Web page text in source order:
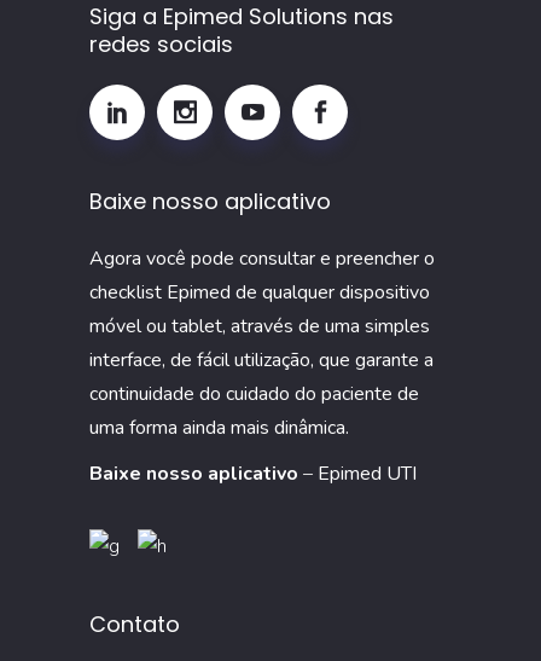
e
que
monitorar
indicador
UTI
Siga a Epimed Solutions nas
redes sociais
Baixe nosso aplicativo
Agora você pode consultar e preencher o
checklist Epimed de qualquer dispositivo
móvel ou tablet, através de uma simples
interface, de fácil utilização, que garante a
continuidade do cuidado do paciente de
uma forma ainda mais dinâmica.
Baixe nosso aplicativo – Epimed UTI
Contato